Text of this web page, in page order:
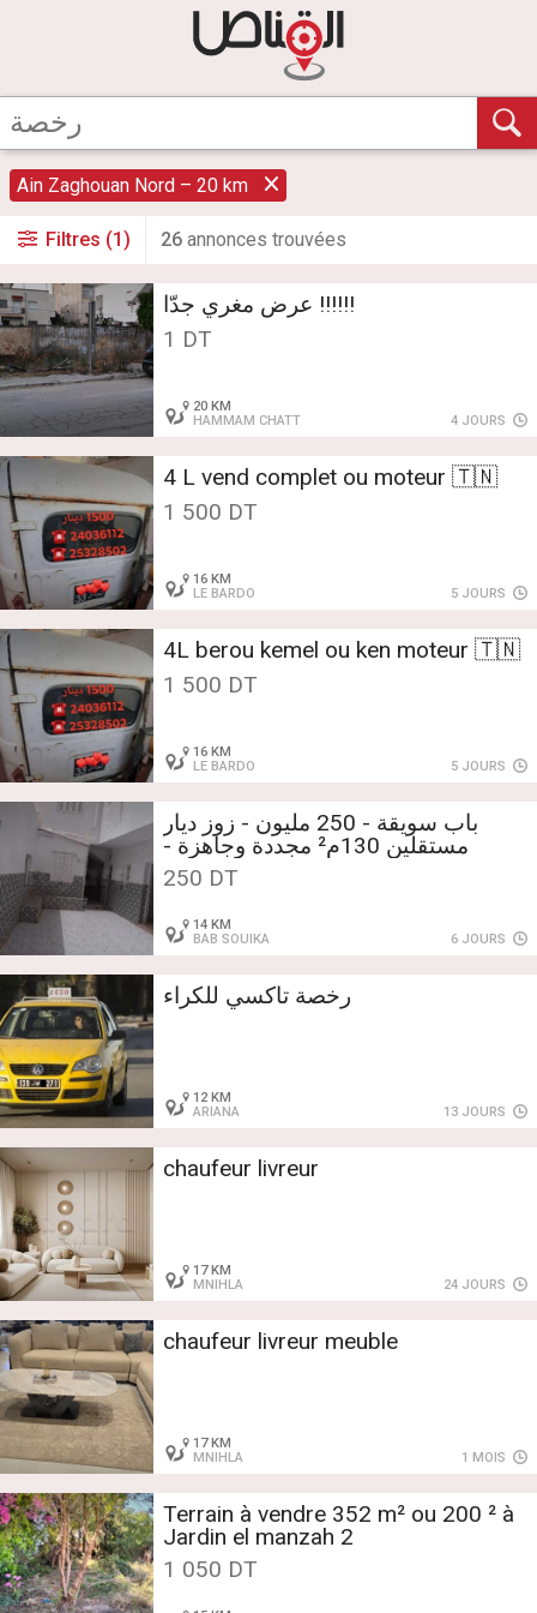
Ain Zaghouan Nord – 20 km
Filtres (1) 26 annonces trouvées
!!!!!! عرض مغري جدّا
1 DT
20 KM
HAMMAM CHATT
4 JOURS
4 L vend complet ou moteur 🇹🇳
1 500 DT
16 KM
LE BARDO
5 JOURS
4L berou kemel ou ken moteur 🇹🇳
1 500 DT
16 KM
LE BARDO
5 JOURS
باب سويقة - 250 مليون - زوز ديار
مستقلين 130م² مجددة وجاهزة -
فرصة
250 DT
14 KM
BAB SOUIKA
6 JOURS
رخصة تاكسي للكراء
12 KM
ARIANA
13 JOURS
chaufeur livreur
17 KM
MNIHLA
24 JOURS
chaufeur livreur meuble
17 KM
MNIHLA
1 MOIS
Terrain à vendre 352 m² ou 200 ² à
Jardin el manzah 2
1 050 DT